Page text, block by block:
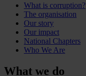
What is corruption?
The organisation
Our story
Our impact
National Chapters
Who We Are
What we do